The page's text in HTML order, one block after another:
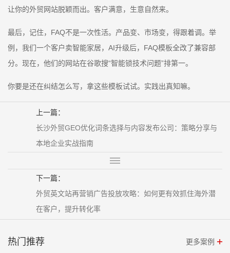
让你的外贸网站脱颖而出。客户满意，生意自然来。
最后，记住，FAQ不是一次性活。产品变、市场变，得跟着调。举
例，我们一个客户卖智能家居，AI升级后，FAQ模板全改了兼容部
分。现在，他们的网站在谷歌搜“智能锁技术问题”排第一。
你要是还在纠结怎么写，拿这些模板试试。实践出真知嘛。
上一篇：
长沙外贸GEO优化词条选择与内容发布公司：策略分享与
本地企业实战指南
下一篇：
外贸英文站再营销广告投放攻略：如何更有效抓住海外潜
在客户，提升转化率
热门推荐 更多案例